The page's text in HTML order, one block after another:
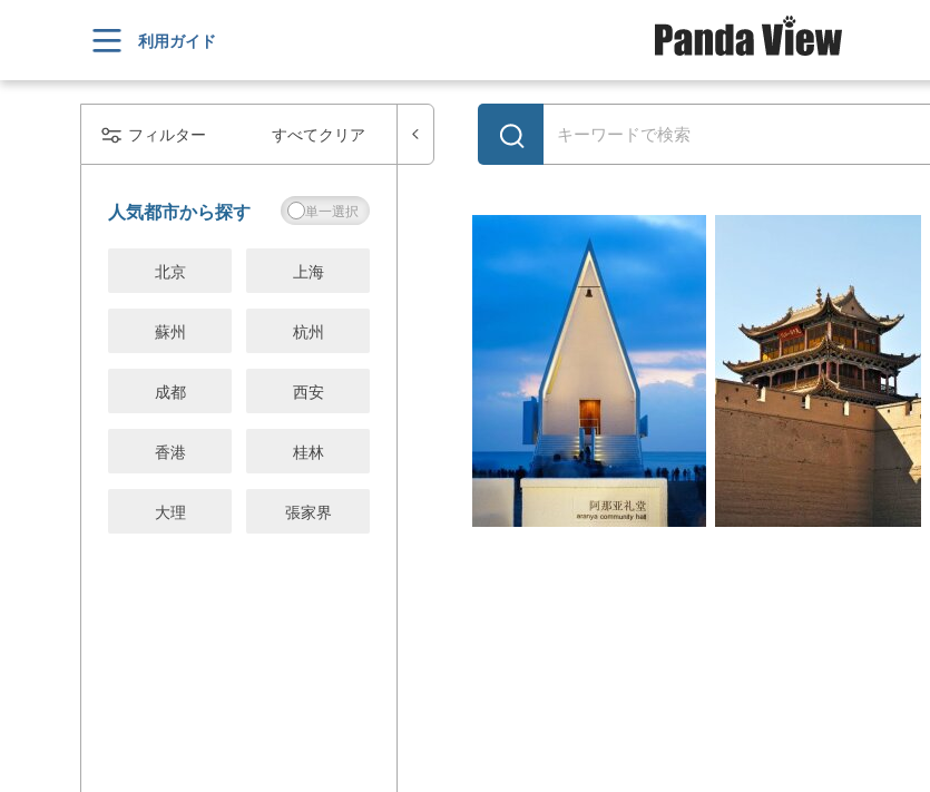
利用ガイド
フィルター すべてクリア
人気都市から探す
北京 上海
蘇州 杭州
成都 西安
香港 桂林
大理 張家界